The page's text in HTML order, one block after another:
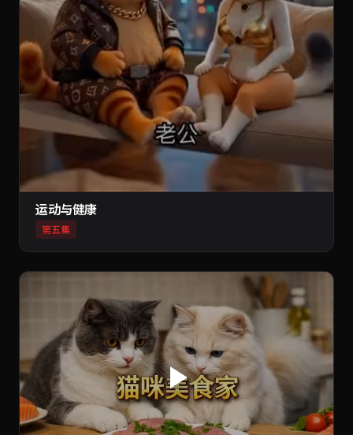
运动与健康
第五集